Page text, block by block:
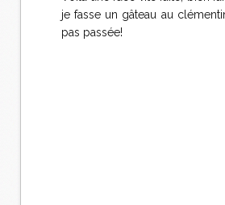
je fasse un gâteau au
pas passée!